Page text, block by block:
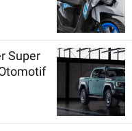
Super